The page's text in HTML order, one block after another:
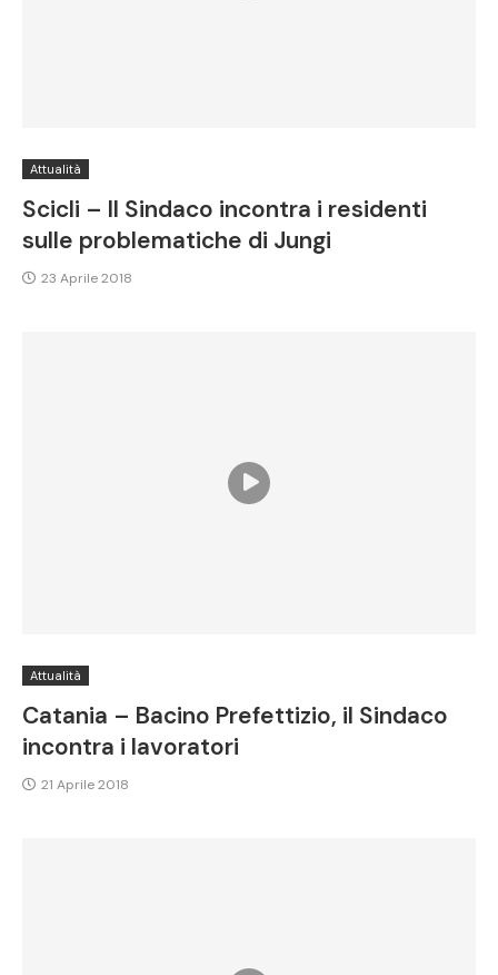
Attualità
Scicli – Il Sindaco incontra i residenti
sulle problematiche di Jungi
23 Aprile 2018
Attualità
Catania – Bacino Prefettizio, il Sindaco
incontra i lavoratori
21 Aprile 2018